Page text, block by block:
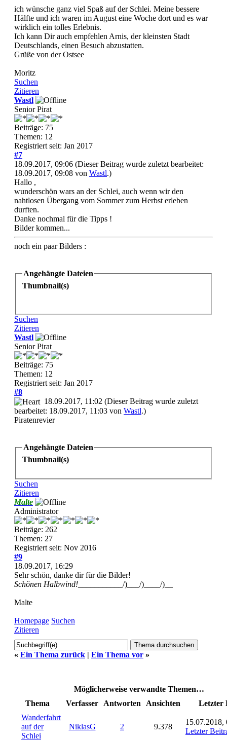
ich wünsche ganz viel Spaß auf der Schlei. Meine bessere
Hälfte und ich waren im August eine Woche dort und es war
wirklich ein tolles Erlebnis.
Ich kann Dir auch empfehlen Arnis, der kleinsten Stadt
Deutschlands, einen Besuch abzustatten.
Grüße von der Ostsee
Moritz
Suchen
Zitieren
Wastl
Senior Pirat
Beiträge: 75
Themen: 12
Registriert seit: Jan 2017
#7
18.09.2017, 09:06 (Dieser Beitrag wurde zuletzt bearbeitet:
18.09.2017, 09:08 von Wastl.)
Hallo ,
wunderschön wars an der Schlei, auch wenn wir den
nahtlosen Übergang vom Sommer zum Herbst erleben
durften.
Danke nochmal für die Tipps !
Bilder kommen...
noch ein paar Bilders :
Angehängte Dateien
Thumbnail(s)
Suchen
Zitieren
Wastl
Senior Pirat
Beiträge: 75
Themen: 12
Registriert seit: Jan 2017
#8
18.09.2017, 11:02 (Dieser Beitrag wurde zuletzt
bearbeitet: 18.09.2017, 11:03 von Wastl.)
Piratenrevier
Angehängte Dateien
Thumbnail(s)
Suchen
Zitieren
Malte
Administrator
Beiträge: 262
Themen: 27
Registriert seit: Nov 2016
#9
18.09.2017, 16:29
Sehr schön, danke dir für die Bilder!
Schönen Halbwind! ___________/)___/)____/)__
Malte
Homepage Suchen
Zitieren
« Ein Thema zurück Ein Thema vor »
Möglicherweise verwandte Themen…
Thema
Verfasser Antworten Ansichten
Letzter
Wanderfahrt
auf der
Schlei
NiklasG 2 9.378
15.07.2018,
Letzter